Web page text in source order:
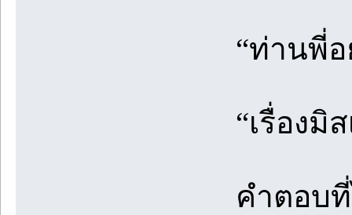
“ท่านพี่อยา
“เรื่องมิส
คำตอบที่ไ